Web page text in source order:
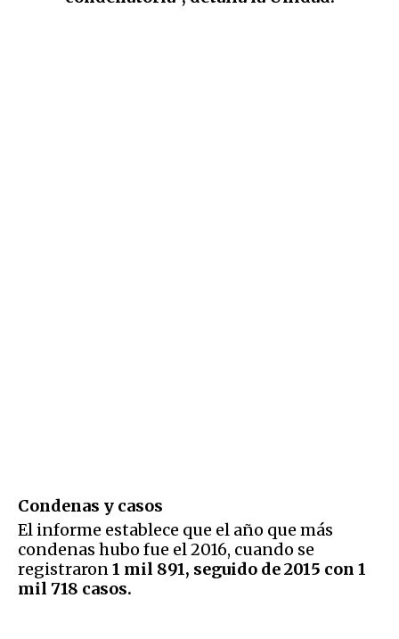
Condenas y casos
El informe establece que el año que más
condenas hubo fue el 2016, cuando se
registraron1 mil 891, seguido de 2015 con 1
mil 718 casos.